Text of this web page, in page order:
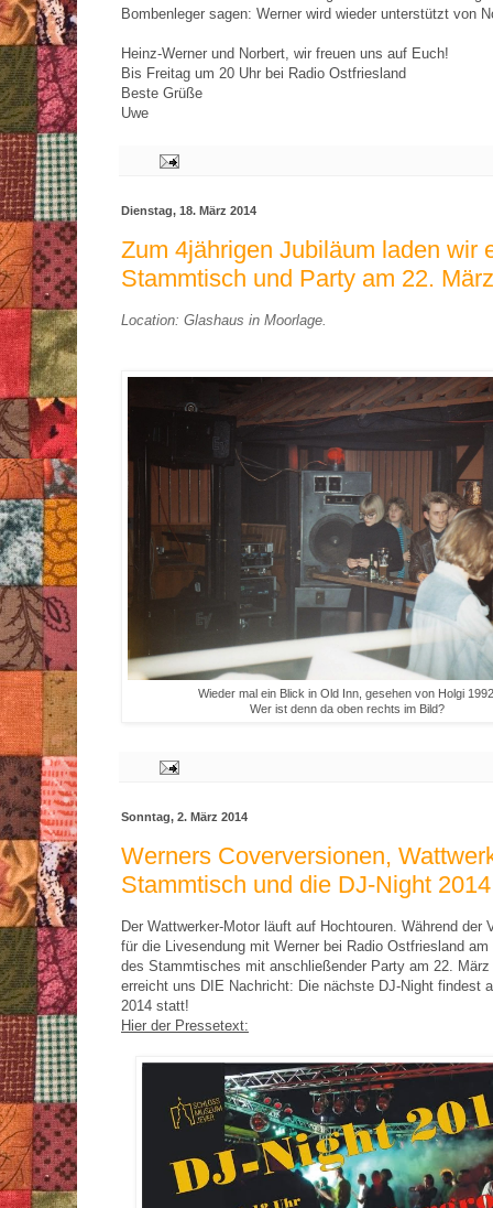
Bombenleger sagen: Werner wird wieder unterstützt von
Heinz-Werner und Norbert, wir freuen uns auf Euch!
Bis Freitag um 20 Uhr bei Radio Ostfriesland
Beste Grüße
Uwe
Dienstag, 18. März 2014
Zum 4jährigen Jubiläum laden wir
Stammtisch und Party am 22.
Location: Glashaus in Moorlage.
Wieder mal ein Blick in Old Inn, gesehen von Holgi
Wer ist denn da oben rechts im Bild?
Sonntag, 2. März 2014
Werners Coverversionen,
Stammtisch und die DJ-Night 2014
Der Wattwerker-Motor läuft auf Hochtouren. Während der
für die Livesendung mit Werner bei Radio Ostfriesland
des Stammtisches mit anschließender Party am 22.
erreicht uns DIE Nachricht: Die nächste DJ-Night findest
2014 statt!
Hier der Pressetext: